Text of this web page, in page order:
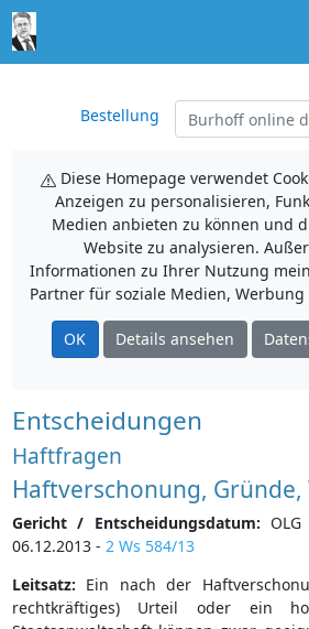
Bestellung
Diese Homepage verwendet
Anzeigen zu personalisieren,
Medien anbieten zu können und
Website zu analysieren.
Informationen zu Ihrer Nutzung
Partner für soziale Medien,
OK Details ansehen
Entscheidungen
Haftfragen
Haftverschonung,
Gericht / Entscheidungsdatum:
06.12.2013 - 2 Ws 584/13
Leitsatz: Ein nach der
rechtkräftiges) Urteil oder ein